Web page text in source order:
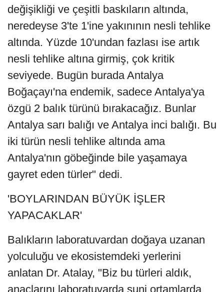
değişikliği ve çeşitli baskıların altında,
neredeyse 3'te 1'ine yakınının nesli tehlike
altında. Yüzde 10'undan fazlası ise artık
nesli tehlike altına girmiş, çok kritik
seviyede. Bugün burada Antalya
Boğaçayı'na endemik, sadece Antalya'ya
özgü 2 balık türünü bırakacağız. Bunlar
Antalya sarı balığı ve Antalya inci balığı. Bu
iki türün nesli tehlike altında ama
Antalya'nın göbeğinde bile yaşamaya
gayret eden türler" dedi.
'BOYLARINDAN BÜYÜK İŞLER
YAPACAKLAR'
Balıkların laboratuvardan doğaya uzanan
yolculuğu ve ekosistemdeki yerlerini
anlatan Dr. Atalay, "Biz bu türleri aldık,
anaçlarını laboratuvarda suni ortamlarda